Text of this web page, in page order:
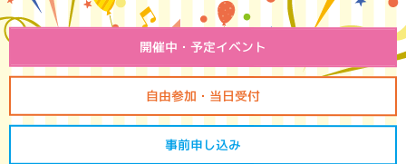
開催中・予定イベント
自由参加・当日受付
事前申し込み